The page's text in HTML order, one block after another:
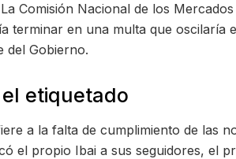
Comisión Nacional de los
terminar en una multa que oscilaría
del Gobierno.
etiquetado
a la falta de cumplimiento de las
el propio Ibai a sus seguidores, el